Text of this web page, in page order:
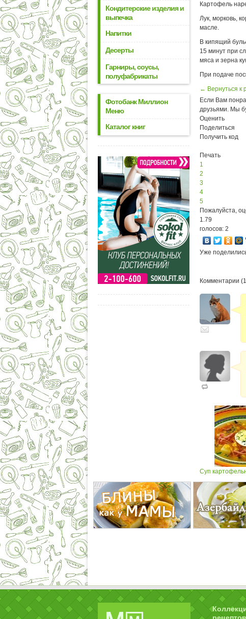
Кондитерские изделия и
выпечка
Напитки
Десерты
Гарниры, соусы,
полуфабрикаты
Фотобанк Миллион
Меню
Каталог книг
Картофель
Лук, морковь,
масле.
В кипящий
15 минут при
мяса и зерна
При подаче
← Вернуться к
Если Вам
друзьями. Мы
Оценить
Поделиться
Получить код
Печать
1
2
3
4
5
Пожалуйста,
1.79
голосов: 2
Уже
Комментарии
Суп